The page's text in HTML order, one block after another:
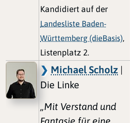
Kandidiert auf der
Landesliste Baden-
Württemberg (dieBasis),
Listenplatz 2.
Michael Scholz |
Die Linke
„Mit Verstand und
Fantasie für eine